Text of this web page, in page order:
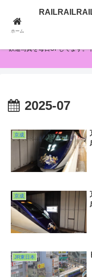
鉄道写真を毎日UPしてます。
2025-07
京成
京成
JR東日本
ホーム